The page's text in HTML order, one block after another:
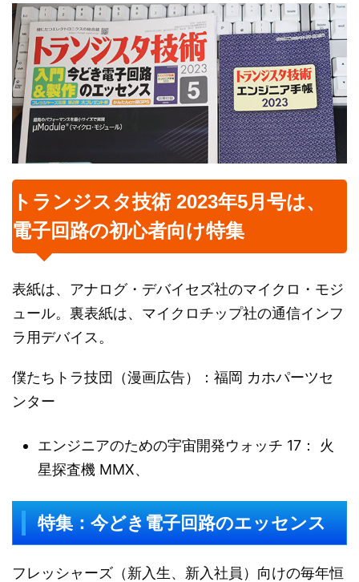
トランジスタ技術 2023年5月号は、
電子回路の初心者向け特集
表紙は、アナログ・デバイセズ社のマイクロ・モジ
ュール。裏表紙は、マイクロチップ社の通信インフ
ラ用デバイス。
僕たちトラ技団（漫画広告）：福岡 カホパーツセ
ンター
エンジニアのための宇宙開発ウォッチ 17： 火
星探査機 MMX、
特集：今どき電子回路のエッセンス
フレッシャーズ（新入生、新入社員）向けの毎年恒